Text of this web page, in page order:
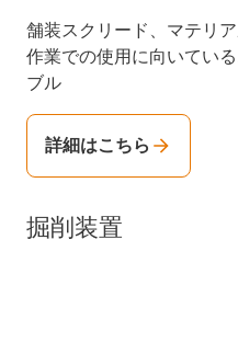
舗装スクリード、マテリ
作業での使用に向いてい
ブル
詳細はこちら
掘削装置